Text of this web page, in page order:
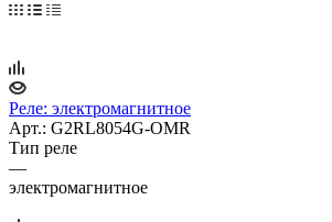
Реле: электромагнитное
Арт.: G2RL8054G-OMR
Тип реле
—
электромагнитное